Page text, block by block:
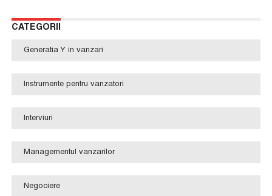
CATEGORII
Generatia Y in vanzari
Instrumente pentru vanzatori
Interviuri
Managementul vanzarilor
Negociere